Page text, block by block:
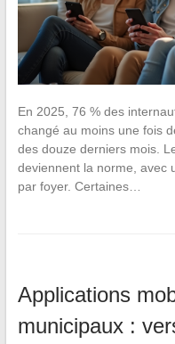
En 2025, 76 % des
changé au moins une fois
des douze derniers mois.
deviennent la norme, avec
par foyer. Certaines…
Applications
municipaux :